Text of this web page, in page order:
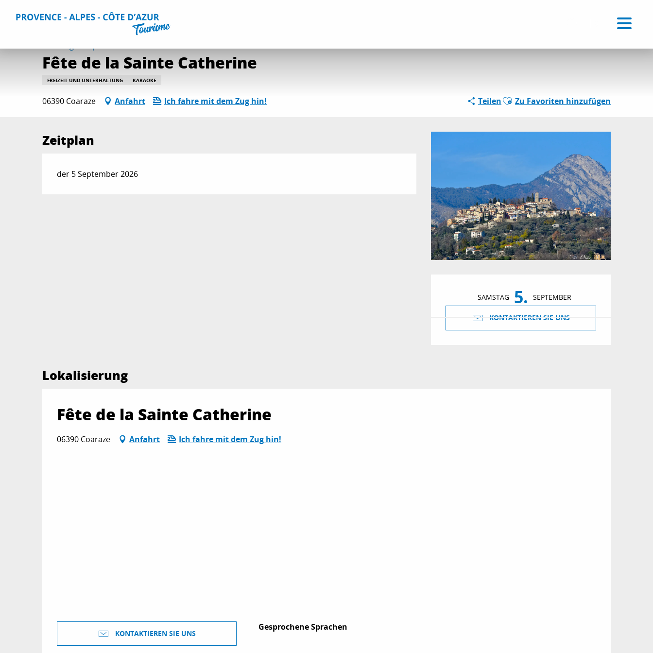
Home Aktivitäten Ausgehtipps und Veranstaltungskalender
Fête de la Sainte Catherine
FREIZEIT UND UNTERHALTUNG KARAOKE
06390 Coaraze Anfahrt Ich fahre mit dem Zug hin! TeilenAjouter aux favoris
Zu Favoriten hinzufügen
Öffnungszeiten &
SAMSTAG 5. SEPTEMBER
KONTAKTIEREN SIE UNS
Zeitplan
der 5 September 2026
Lokalisierung
Fête de la Sainte Catherine
06390 Coaraze Anfahrt Ich fahre mit dem Zug hin!
KONTAKTIEREN SIE UNS
Gesprochene Sprachen
Gesprochene Sprachen